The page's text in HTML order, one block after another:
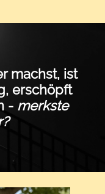
machst, ist
erschöpft
- merkste